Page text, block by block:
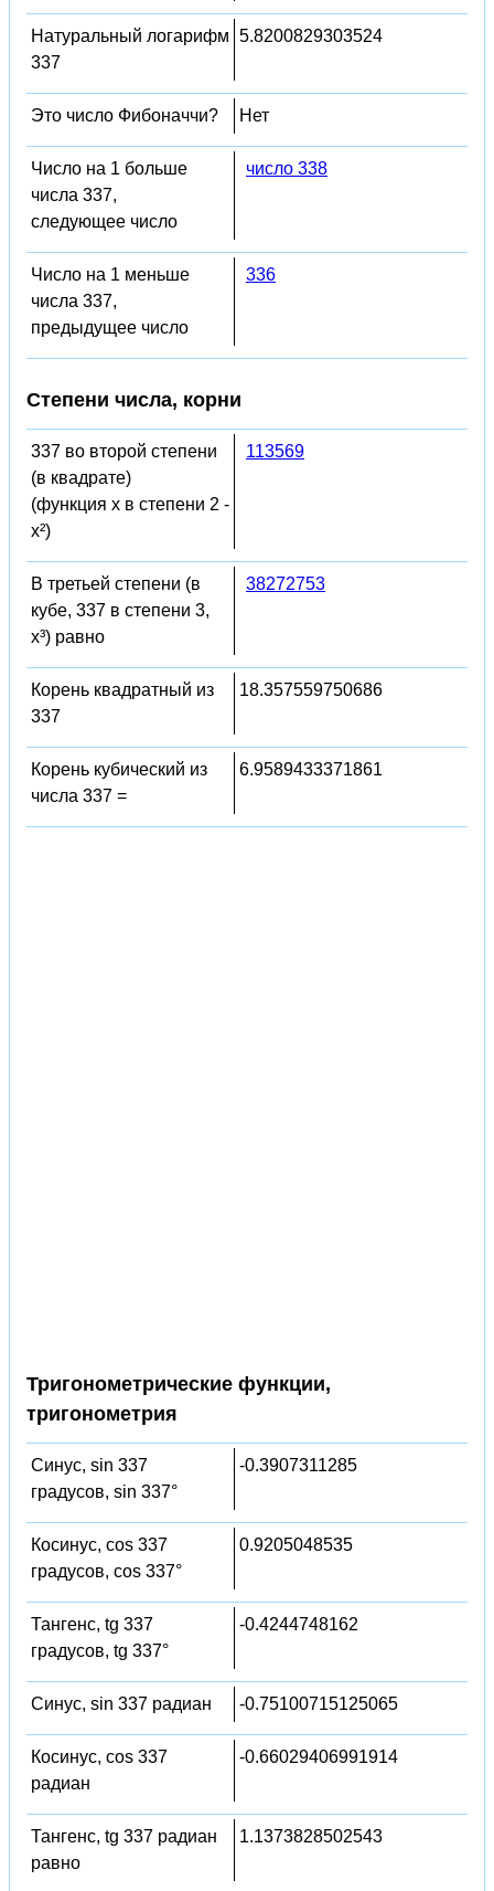
Натуральный логарифм
337
5.8200829303524
Это число Фибоначчи? Нет
Число на 1 больше
числа 337,
следующее число
число 338
Число на 1 меньше
числа 337,
предыдущее число
336
Степени числа, корни
337 во второй степени
(в квадрате)
(функция x в степени 2 -
x²)
113569
В третьей степени (в
кубе, 337 в степени 3,
x³) равно
38272753
Корень квадратный из
337
18.357559750686
Корень кубический из
числа 337 =
6.9589433371861
Тригонометрические функции,
тригонометрия
Синус, sin 337
градусов, sin 337°
-0.3907311285
Косинус, cos 337
градусов, cos 337°
0.9205048535
Тангенс, tg 337
градусов, tg 337°
-0.4244748162
Синус, sin 337 радиан -0.75100715125065
Косинус, cos 337
радиан
-0.66029406991914
Тангенс, tg 337 радиан
равно
1.1373828502543